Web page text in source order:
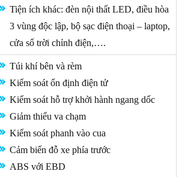
Tiện ích khác: đèn nội thất LED, điều hòa
3 vùng độc lập, bộ sạc điện thoại – laptop,
cửa sổ trời chỉnh điện,….
Túi khí bên và rèm
Kiểm soát ổn định điện tử
Kiểm soát hỗ trợ khởi hành ngang dốc
Giảm thiểu va chạm
Kiểm soát phanh vào cua
Cảm biến đỗ xe phía trước
ABS với EBD